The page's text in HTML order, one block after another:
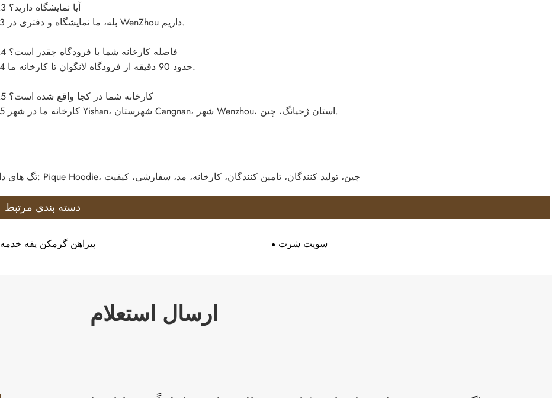
Q3 آیا نمایشگاه دارید؟
A3 بله، ما نمایشگاه و دفتری در WenZhou داریم.
Q4 فاصله کارخانه شما با فرودگاه چقدر است؟
A4 حدود 90 دقیقه از فرودگاه لانگوان تا کارخانه ما.
Q5 کارخانه شما در کجا واقع شده است؟
A5 کارخانه ما در شهر Yishan، شهرستان Cangnan، شهر Wenzhou، استان ژجیانگ، چین.
تگ های داغ: Pique Hoodie، چین، تولید کنندگان، تامین کنندگان، کارخانه، مد، سفارشی، کیفیت
دسته بندی مرتبط
پیراهن گرمکن یقه خدمه سویت شرت
ارسال استعلام